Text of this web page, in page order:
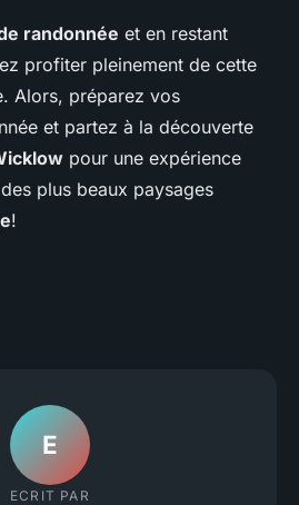
randonnée et en restant
profiter pleinement de cette
Alors, préparez vos
et partez à la découverte
pour une expérience
plus beaux paysages
!
E
ECRIT PAR